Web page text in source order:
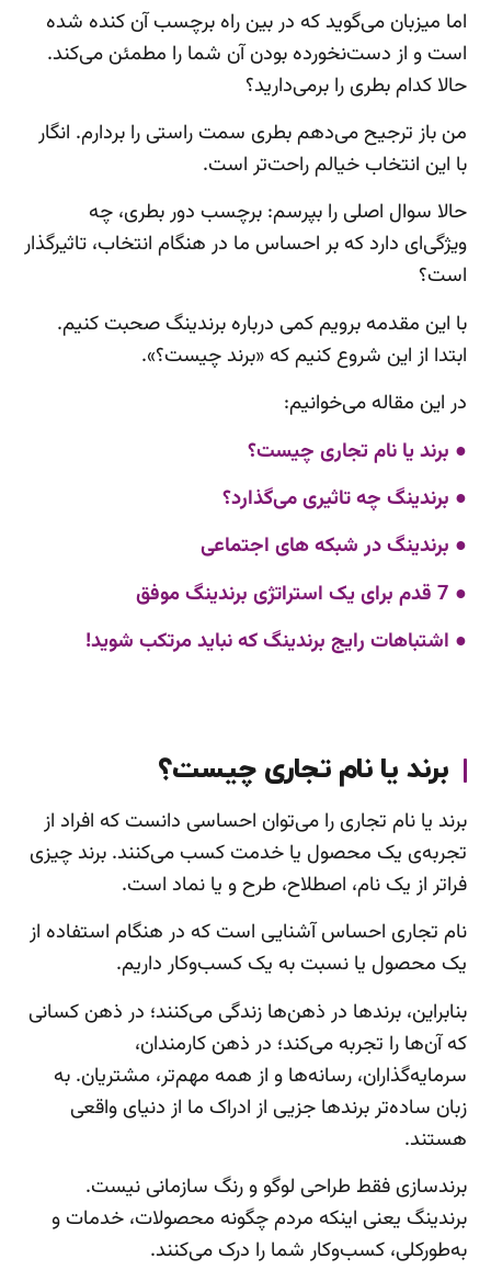
اما میزبان می‌گوید که در بین راه برچسب آن کنده شده
است و از دست‌نخورده بودن آن شما را مطمئن می‌کند.
حالا کدام بطری را برمی‌دارید؟
من باز ترجیح می‌دهم بطری سمت راستی را بردارم. انگار
با این انتخاب خیالم راحت‌تر است.
حالا سوال اصلی را بپرسم: برچسب دور بطری، چه
ویژگی‌ای دارد که بر احساس ما در هنگام انتخاب‌، تاثیرگذار
است؟
با این مقدمه برویم کمی درباره برندینگ صحبت کنیم.
ابتدا از این شروع کنیم که «برند چیست؟».
در این مقاله می‌خوانیم:
● برند یا نام تجاری چیست؟
● برندینگ چه تاثیری می‌گذارد؟
● برندینگ در شبکه های اجتماعی
● 7 قدم برای یک استراتژی برندینگ موفق
● اشتباهات رایج برندینگ که نباید مرتکب شوید!
برند یا نام تجاری چیست؟
برند یا نام تجاری را می‌توان احساسی دانست که افراد از
تجربه‌ی یک محصول یا خدمت کسب می‌کنند. برند چیزی
فراتر از یک نام، اصطلاح، طرح و یا نماد است.
نام تجاری احساس آشنایی است که در هنگام استفاده از
یک محصول یا نسبت به یک کسب‌وکار داریم.
بنابراین، برندها در ذهن‌ها زندگی می‌کنند؛ در ذهن کسانی
که آن‌ها را تجربه می‌کند؛ در ذهن کارمندان،
سرمایه‌گذاران، رسانه‌ها و از همه مهم‌تر، مشتریان. به
زبان ساده‌تر برندها جزیی از ادراک ما از دنیای واقعی
هستند.
برندسازی فقط طراحی لوگو و رنگ سازمانی نیست.
برندینگ یعنی اینکه مردم چگونه محصولات، خدمات و
به‌طورکلی، کسب‌وکار شما را درک می‌کنند.